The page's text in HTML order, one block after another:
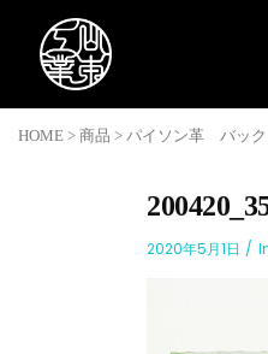
HOME > 商品 > パイソン革 バッ
2020年5月1日